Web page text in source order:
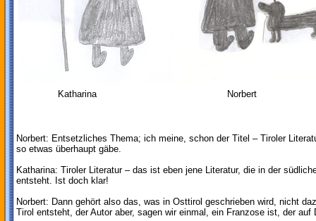
Katharina Norbert
Norbert: Entsetzliches Thema; ich meine, schon der Titel – Tiroler
so etwas überhaupt gäbe.
Katharina: Tiroler Literatur – das ist eben jene Literatur, die in der
entsteht. Ist doch klar!
Norbert: Dann gehört also das, was in Osttirol geschrieben wird, nicht
Tirol entsteht, der Autor aber, sagen wir einmal, ein Franzose ist, der auf